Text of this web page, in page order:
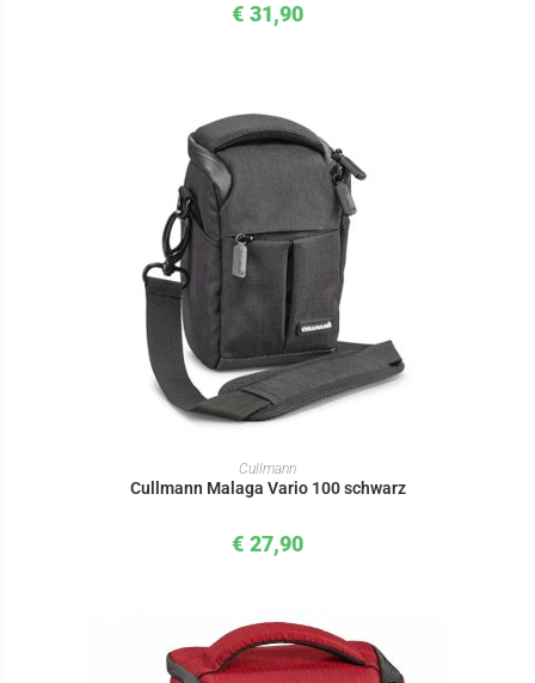
€ 31,90
IN DEN WARENKORB
Cullmann
Cullmann Malaga Vario 100 schwarz
€ 27,90